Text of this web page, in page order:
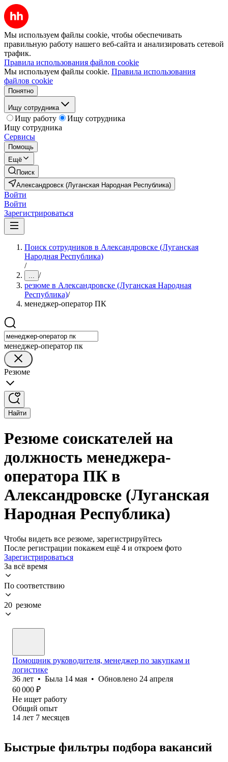
Мы используем файлы cookie, чтобы обеспечивать
правильную работу нашего веб-сайта и анализировать сетевой
трафик.
Правила использования файлов cookie
Мы используем файлы cookie. Правила использования
файлов cookie
Понятно
Ищу сотрудника
Ищу работу
Ищу сотрудника
Ищу сотрудника
Сервисы
Помощь
Ещё
Поиск
Александровск (Луганская Народная Республика)
Войти
Войти
Зарегистрироваться
Поиск сотрудников в Александровске (Луганская
Народная Республика)
/
... /
резюме в Александровске (Луганская Народная
Республика)/
менеджер-оператор ПК
менеджер-оператор пк
Резюме
Найти
Резюме соискателей на
должность менеджера-
оператора ПК в
Александровске (Луганская
Народная Республика)
Чтобы видеть все резюме, зарегистрируйтесь
После регистрации покажем ещё 4 и откроем фото
Зарегистрироваться
За всё время
По соответствию
20 резюме
Помощник руководителя, менеджер по закупкам и
логистике
36 лет • Была 14 мая • Обновлено 24 апреля
60 000 ₽
Не ищет работу
Общий опыт
14 лет 7 месяцев
Быстрые фильтры подбора вакансий